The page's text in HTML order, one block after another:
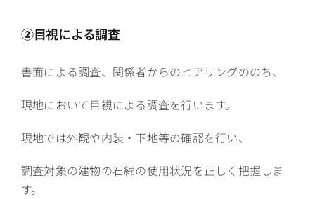
②目視による調査
書面による調査、関係者からのヒアリングののち、
現地において目視による調査を行います。
現地では外観や内装・下地等の確認を行い、
調査対象の建物の石綿の使用状況を正しく把握しま
す。